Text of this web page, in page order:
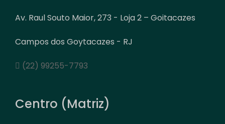
Av. Raul Souto Maior, 273 - Loja 2 – Goitacazes
Campos dos Goytacazes - RJ
(22) 99255-7793
Centro (Matriz)